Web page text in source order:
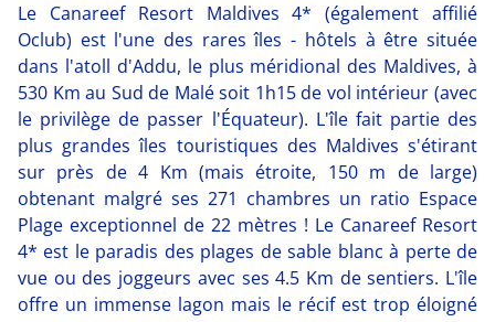
Le Canareef Resort Maldives 4* (également affilié
Oclub) est l'une des rares îles - hôtels à être située
dans l'atoll d'Addu, le plus méridional des Maldives, à
530 Km au Sud de Malé soit 1h15 de vol intérieur (avec
le privilège de passer l'Équateur). L'île fait partie des
plus grandes îles touristiques des Maldives s'étirant
sur près de 4 Km (mais étroite, 150 m de large)
obtenant malgré ses 271 chambres un ratio Espace
Plage exceptionnel de 22 mètres ! Le Canareef Resort
4* est le paradis des plages de sable blanc à perte de
vue ou des joggeurs avec ses 4.5 Km de sentiers. L'île
offre un immense lagon mais le récif est trop éloigné